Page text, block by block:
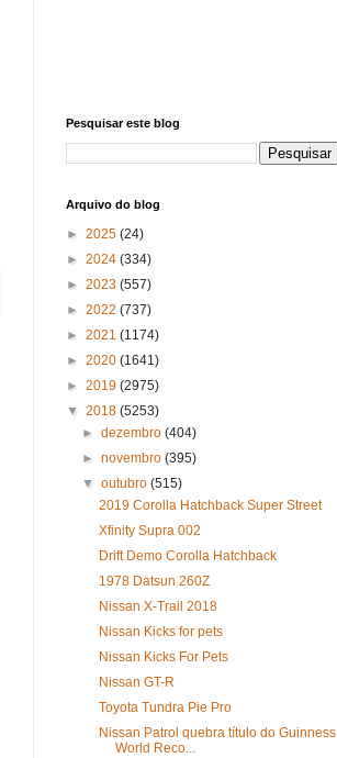
Pesquisar este blog
Arquivo do blog
► 2025 (24)
► 2024 (334)
► 2023 (557)
► 2022 (737)
► 2021 (1174)
► 2020 (1641)
► 2019 (2975)
▼ 2018 (5253)
►dezembro(404)
►novembro(395)
▼outubro(515)
2019 Corolla Hatchback Super Street
Xfinity Supra 002
Drift Demo Corolla Hatchback
1978 Datsun 260Z
Nissan X-Trail 2018
Nissan Kicks for pets
Nissan Kicks For Pets
Nissan GT-R
Toyota Tundra Pie Pro
Nissan Patrol quebra título do Guinness
World Reco...